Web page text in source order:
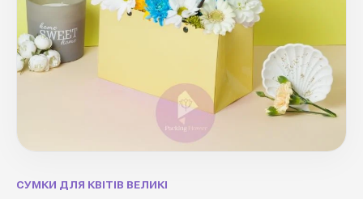
СУМКИ ДЛЯ КВІТІВ ВЕЛИКІ